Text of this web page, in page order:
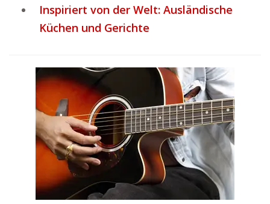
Inspiriert von der Welt: Ausländische
Küchen und Gerichte